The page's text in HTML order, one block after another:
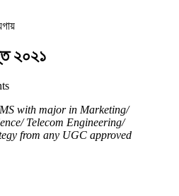
২০২১
with major in Marketing/
Telecom Engineering/
from any UGC approved